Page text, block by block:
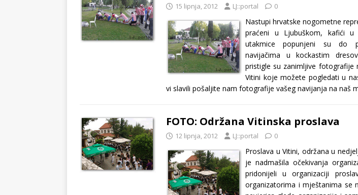
15 lipnja, 2012 LJ::portal 0
Nastupi hrvatske nogometne
praćeni u Ljubuškom, kafići
utakmice popunjeni su do
navijačima u kockastim
pristigle su zanimljive fotografije
Vitini koje možete pogledati u
vi slavili pošaljite nam fotografije vašeg navijanja na naš
FOTO: Održana Vitinska proslava
12 lipnja, 2012 LJ::portal 0
Proslava u Vitini, održana u
je nadmašila očekivanja
pridonijeli u organizaciji
organizatorima i mještanima se